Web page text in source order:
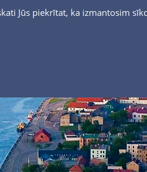
Jūs piekrītat, ka izmantosim